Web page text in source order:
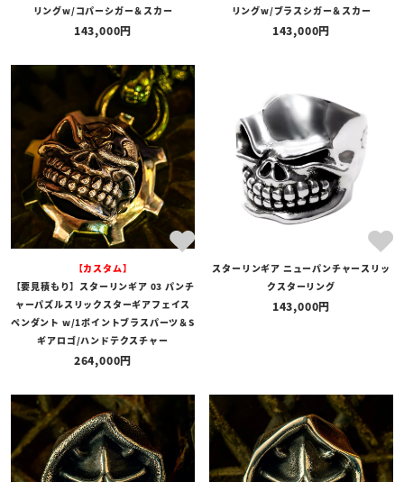
リングw/コパーシガー＆スカー
143,000
リングw/ブラスシガー＆スカー
143,000
【カスタム】
【要見積もり】スターリンギア 03 パンチ
ャーパズルスリックスターギアフェイス
ペンダント w/1ポイントブラスパーツ＆S
ギアロゴ/ハンドテクスチャー
264,000
スターリンギア ニューパンチャースリッ
クスターリング
143,000